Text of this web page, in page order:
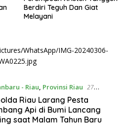
Berdiri Teguh Dan Giat
Melayani
WhatsApp/IMG-20240306-
- Riau, Provinsi Riau 27
2025Riau Larang Pesta
Api di Bumi Lancang
saat Malam Tahun Baru